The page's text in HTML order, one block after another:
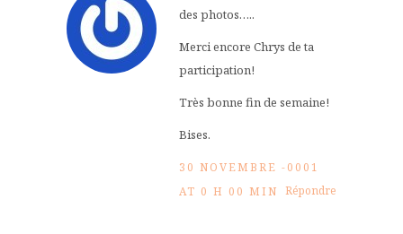
des photos…..
Merci encore Chrys de ta
participation!
Très bonne fin de semaine!
Bises.
30 NOVEMBRE -0001
AT 0 H 00 MIN Répondre